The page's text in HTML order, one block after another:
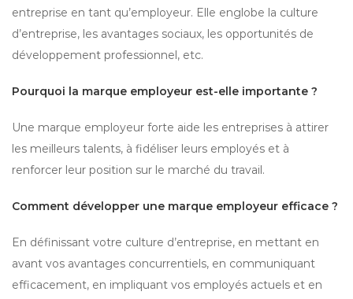
entreprise en tant qu’employeur. Elle englobe la culture
d’entreprise, les avantages sociaux, les opportunités de
développement professionnel, etc.
Pourquoi la marque employeur est-elle importante ?
Une marque employeur forte aide les entreprises à attirer
les meilleurs talents, à fidéliser leurs employés et à
renforcer leur position sur le marché du travail.
Comment développer une marque employeur efficace ?
En définissant votre culture d’entreprise, en mettant en
avant vos avantages concurrentiels, en communiquant
efficacement, en impliquant vos employés actuels et en